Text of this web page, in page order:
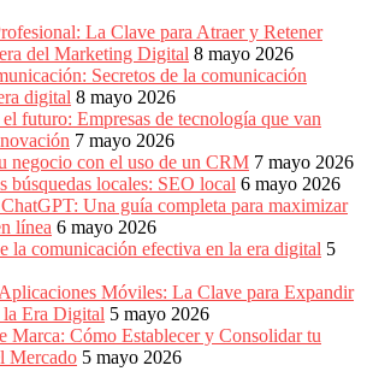
La Clave para Atraer y Retener
del Marketing Digital 8 mayo 2026
Secretos de la comunicación
digital 8 mayo 2026
futuro: Empresas de tecnología que van
7 mayo 2026
negocio con el uso de un CRM 7 mayo 2026
búsquedas locales: SEO local 6 mayo 2026
Una guía completa para maximizar
línea 6 mayo 2026
la comunicación efectiva en la era digital 5
Móviles: La Clave para Expandir
Era Digital 5 mayo 2026
Marca: Cómo Establecer y Consolidar tu
Mercado 5 mayo 2026